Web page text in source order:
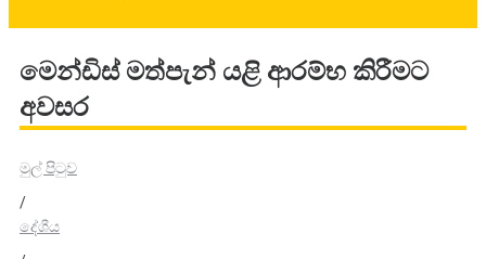
මෙන්ඩිස් මත්පැන් යළි ආරම්භ කිරීමට
අවසර
මුල් පිටුව
/
දේශීය